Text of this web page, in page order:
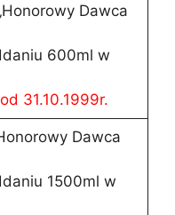
Dawca
600ml w
31.10.1999r.
Dawca
1500ml w